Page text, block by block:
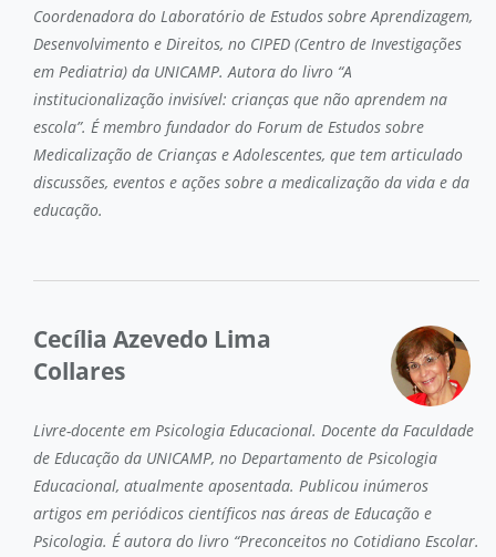
Coordenadora do Laboratório de Estudos sobre Aprendizagem,
Desenvolvimento e Direitos, no CIPED (Centro de Investigações
em Pediatria) da UNICAMP. Autora do livro “A
institucionalização invisível: crianças que não aprendem na
escola”. É membro fundador do Forum de Estudos sobre
Medicalização de Crianças e Adolescentes, que tem articulado
discussões, eventos e ações sobre a medicalização da vida e da
educação.
Cecília Azevedo Lima
Collares
Livre-docente em Psicologia Educacional. Docente da Faculdade
de Educação da UNICAMP, no Departamento de Psicologia
Educacional, atualmente aposentada. Publicou inúmeros
artigos em periódicos científicos nas áreas de Educação e
Psicologia. É autora do livro “Preconceitos no Cotidiano Escolar.